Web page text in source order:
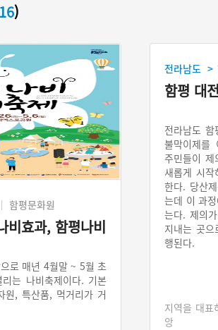
16)
함평문화원
비효과, 함평나비
로 매년 4월말 ~ 5월 초
는 나비축제이다. 기본
원, 특산품, 먹거리가 거
나비’를 주제로 기획한
전라남도 >
함평 대
전라남도
불막이제를
주민들이
새롭게 시
한다. 당산
는데 이 과
는다. 제의
지내는 곳으
행된다.
지역을 대표
앙